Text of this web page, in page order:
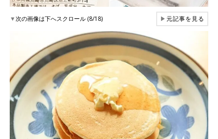
▼次の画像は下へスクロール (8/18) ▶元記事を見る